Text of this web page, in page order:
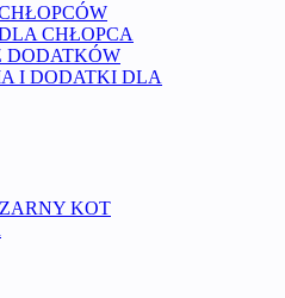
CHŁOPCA
DODATKÓW
I DODATKI DLA
KOT